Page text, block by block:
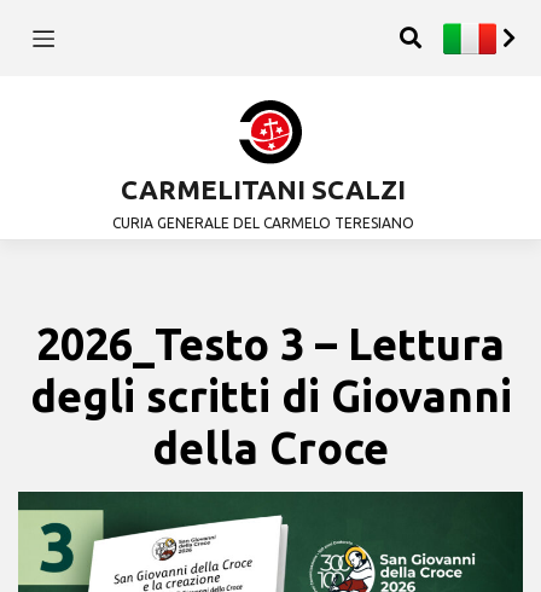
CARMELITANI SCALZI
CURIA GENERALE DEL CARMELO TERESIANO
2026_Testo 3 – Lettura
degli scritti di Giovanni
della Croce